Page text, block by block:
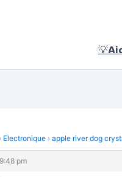
› Electronique › apple river dog
pm